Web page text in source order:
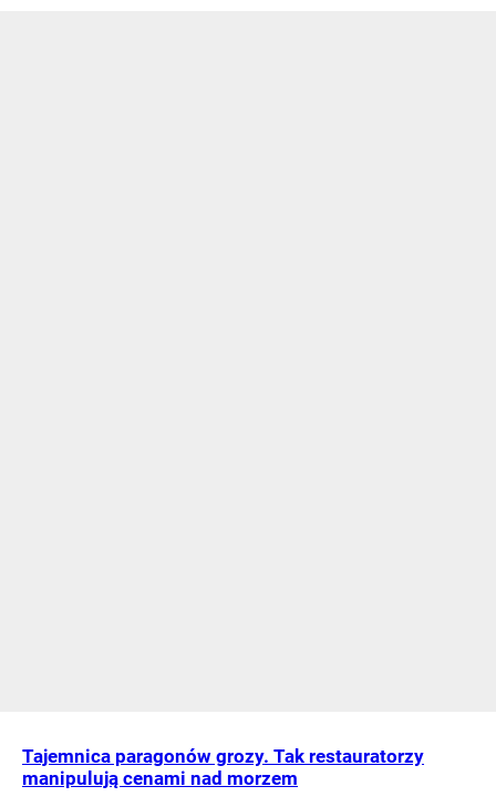
Tajemnica paragonów grozy. Tak restauratorzy
manipulują cenami nad morzem